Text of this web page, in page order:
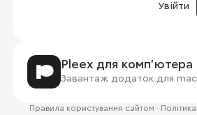
Увійти
Pleex для комп'ютера
Завантаж додаток для
Правила користування сайтом ·